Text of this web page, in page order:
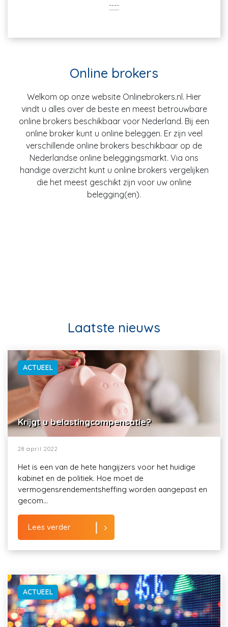
----
Online brokers
Welkom op onze website Onlinebrokers.nl. Hier
vindt u alles over de beste en meest betrouwbare
online brokers beschikbaar voor Nederland. Bij een
online broker kunt u online beleggen. Er zijn veel
verschillende online brokers beschikbaar op de
Nederlandse online beleggingsmarkt. Via ons
handige overzicht kunt u online brokers vergelijken
die het meest geschikt zijn voor uw online
belegging(en).
Laatste nieuws
ACTUEEL
Krijgt u belastingcompensatie?
28 april 2022
Het is een van de hete hangijzers voor het huidige
kabinet en de politiek. Hoe moet de
vermogensrendementsheffing worden aangepast en
gecom...
Lees verder
ACTUEEL